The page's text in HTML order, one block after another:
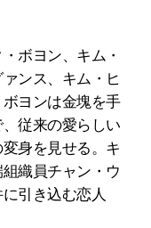
ボヨン、キム・
ンス、キム・ヒ
ヨンは金塊を手
従来の愛らしい
身を見せる。キ
織員チャン・ウ
引き込む恋人